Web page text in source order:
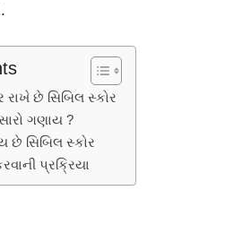
છે સિબિલ સ્કોર
ગણાય ?
છે સિબિલ સ્કોર
પ્રક્રિયા